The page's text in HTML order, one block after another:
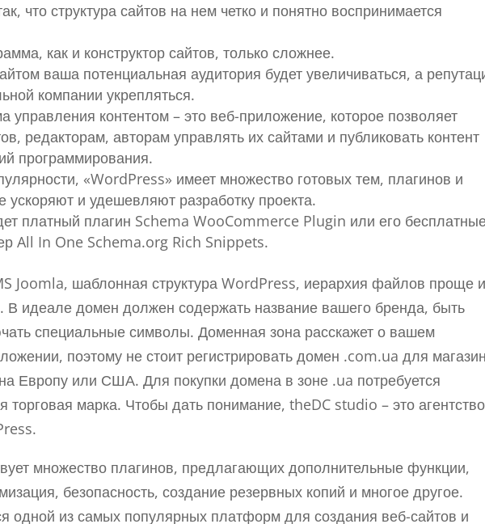
что структура сайтов на нем четко и понятно воспринимается
как и конструктор сайтов, только сложнее.
ваша потенциальная аудитория будет увеличиваться, а
компании укрепляться.
управления контентом – это веб-приложение, которое позволяет
редакторам, авторам управлять их сайтами и публиковать контент
программирования.
«WordPress» имеет множество готовых тем, плагинов и
ускоряют и удешевляют разработку проекта.
платный плагин Schema WooCommerce Plugin или его
All In One Schema.org Rich Snippets.
Joomla, шаблонная структура WordPress, иерархия файлов проще
В идеале домен должен содержать название вашего бренда, быть
специальные символы. Доменная зона расскажет о вашем
поэтому не стоит регистрировать домен .com.ua для
Европу или США. Для покупки домена в зоне .ua потребуется
торговая марка. Чтобы дать понимание, theDC studio – это агентство
множество плагинов, предлагающих дополнительные функции,
безопасность, создание резервных копий и многое другое.
одной из самых популярных платформ для создания веб-сайтов и